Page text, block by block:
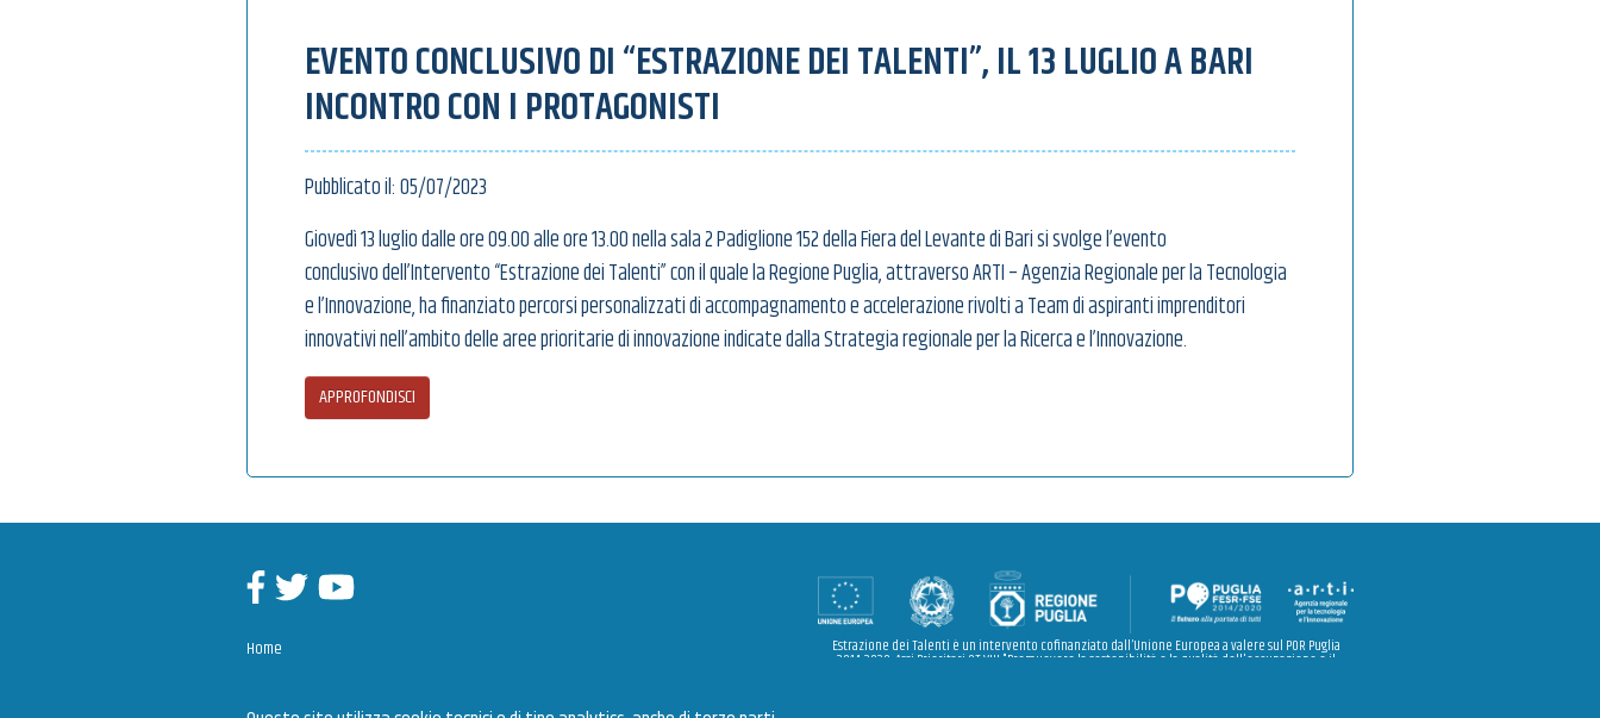
EVENTO CONCLUSIVO DI “ESTRAZIONE DEI TALENTI”, IL 13 LUGLIO A BARI
INCONTRO CON I PROTAGONISTI
Pubblicato il: 05/07/2023
Giovedì 13 luglio dalle ore 09.00 alle ore 13.00 nella sala 2 Padiglione 152 della Fiera del Levante di Bari si svolge l’evento
conclusivo dell’Intervento “Estrazione dei Talenti” con il quale la Regione Puglia, attraverso ARTI – Agenzia Regionale per la Tecnologia
e l’Innovazione, ha finanziato percorsi personalizzati di accompagnamento e accelerazione rivolti a Team di aspiranti imprenditori
innovativi nell’ambito delle aree prioritarie di innovazione indicate dalla Strategia regionale per la Ricerca e l’Innovazione.
APPROFONDISCI
Facebook
Twitter Youtube
Home
Estrazione dei Talenti è un intervento cofinanziato dall’Unione Europea a valere sul POR Puglia
2014-2020, Assi Prioritari OT VIII "Promuovere la sostenibilità e la qualità dell'occupazione e il